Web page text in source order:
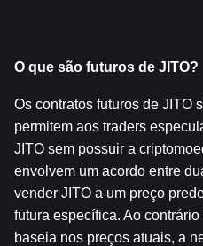
O que são futuros de JITO?
Os contratos futuros de JITO
permitem aos traders
JITO sem possuir a
envolvem um acordo entre
vender JITO a um preço
futura específica. Ao
baseia nos preços atuais, a